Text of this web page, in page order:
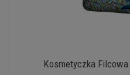
Kosmetyczka